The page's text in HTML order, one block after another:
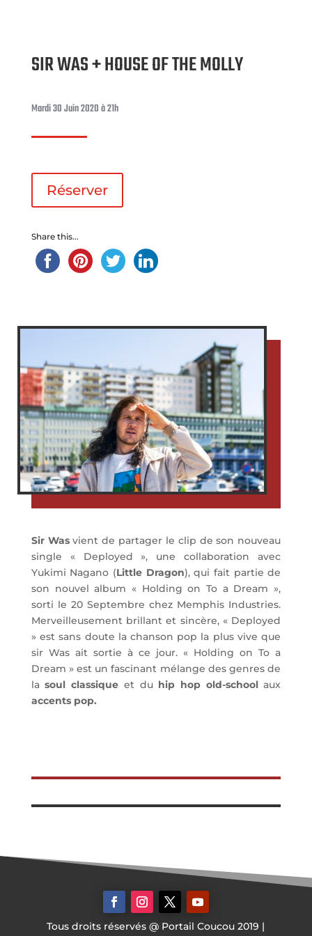
SIR WAS + HOUSE OF THE MOLLY
Mardi 30 Juin 2020 à 21h
Réserver
Share this...
Sir Wasvient de partager le clip de son nouveau
single « Deployed », une collaboration avec
Yukimi Nagano (Little Dragon), qui fait partie de
son nouvel album « Holding on To a Dream »,
sorti le 20 Septembre chez Memphis Industries.
Merveilleusement brillant et sincère, « Deployed
» est sans doute la chanson pop la plus vive que
sir Was ait sortie à ce jour. « Holding on To a
Dream » est un fascinant mélange des genres de
lasoul classique et du hip hop old-schoolaux
accents pop.
Tous droits réservés @ Portail Coucou 2019 |